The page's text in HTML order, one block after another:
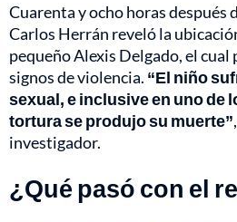
Cuarenta y ocho horas después
Carlos Herrán reveló la
pequeño Alexis Delgado, el cual
signos de violencia. “El niño
sexual, e inclusive en uno de
tortura se produjo su muerte”
investigador.
¿Qué pasó con el